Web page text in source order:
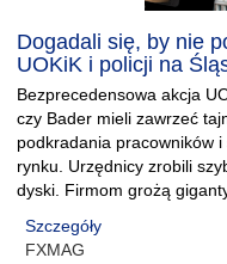
Dogadali się, by nie
UOKiK i policji na
Bezprecedensowa akcja
czy Bader mieli zawrzeć
podkradania pracowników
rynku. Urzędnicy zrobili
dyski. Firmom grożą
Szczegóły
FXMAG